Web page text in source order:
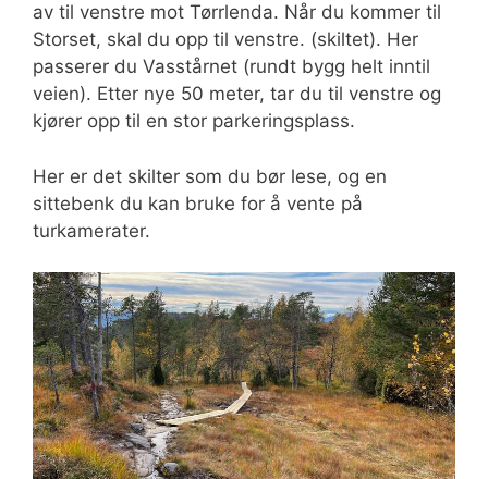
av til venstre mot Tørrlenda. Når du kommer til
Storset, skal du opp til venstre. (skiltet). Her
passerer du Vasstårnet (rundt bygg helt inntil
veien). Etter nye 50 meter, tar du til venstre og
kjører opp til en stor parkeringsplass.
Her er det skilter som du bør lese, og en
sittebenk du kan bruke for å vente på
turkamerater.